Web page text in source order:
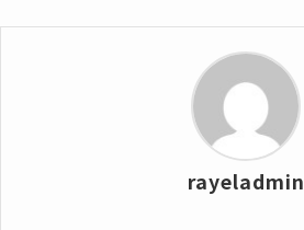
rayeladmin